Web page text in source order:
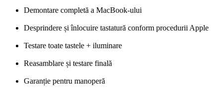
Demontare completă a MacBook-ului
Desprindere și înlocuire tastatură conform procedurii Apple
Testare toate tastele + iluminare
Reasamblare și testare finală
Garanție pentru manoperă